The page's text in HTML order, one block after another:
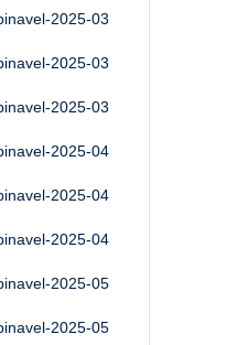
2025-03
2025-03
2025-03
2025-04
2025-04
2025-04
2025-05
2025-05